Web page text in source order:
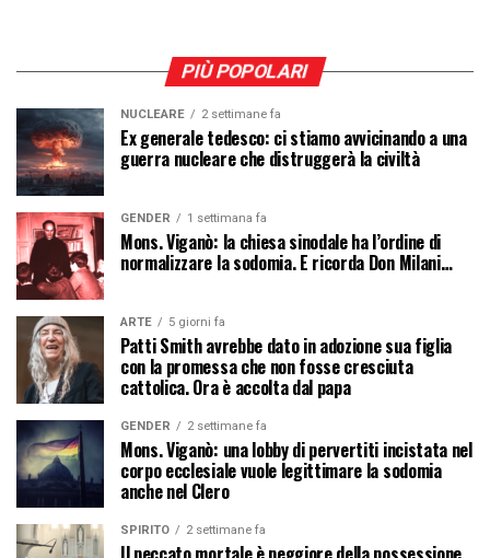
PIÙ POPOLARI
NUCLEARE 2 settimane fa
Ex generale tedesco: ci stiamo avvicinando a una
guerra nucleare che distruggerà la civiltà
GENDER 1 settimana fa
Mons. Viganò: la chiesa sinodale ha l’ordine di
normalizzare la sodomia. E ricorda Don Milani…
ARTE 5 giorni fa
Patti Smith avrebbe dato in adozione sua figlia
con la promessa che non fosse cresciuta
cattolica. Ora è accolta dal papa
GENDER 2 settimane fa
Mons. Viganò: una lobby di pervertiti incistata nel
corpo ecclesiale vuole legittimare la sodomia
anche nel Clero
SPIRITO 2 settimane fa